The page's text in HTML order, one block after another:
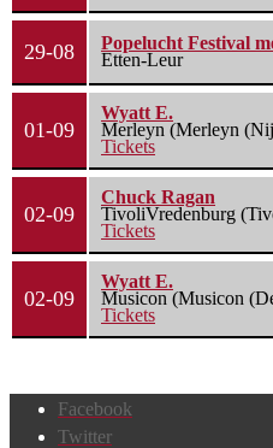
29-08
Popelucht Festival
Etten-Leur
01-09
Wyatt E.
Merleyn (Merleyn
Tickets
02-09
Chuck Ragan
TivoliVredenburg
Tickets
02-09
Wyatt E.
Musicon (Musicon
Tickets
Facebook
Twitter